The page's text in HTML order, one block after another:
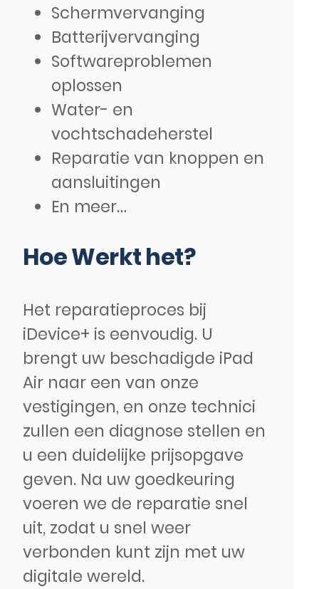
Schermvervanging
Batterijvervanging
Softwareproblemen
oplossen
Water- en
vochtschadeherstel
Reparatie van knoppen en
aansluitingen
En meer…
Hoe Werkt het?
Het reparatieproces bij
iDevice+ is eenvoudig. U
brengt uw beschadigde iPad
Air naar een van onze
vestigingen, en onze technici
zullen een diagnose stellen en
u een duidelijke prijsopgave
geven. Na uw goedkeuring
voeren we de reparatie snel
uit, zodat u snel weer
verbonden kunt zijn met uw
digitale wereld.